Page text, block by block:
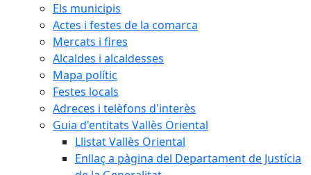
Els municipis
Actes i festes de la comarca
Mercats i fires
Alcaldes i alcaldesses
Mapa polític
Festes locals
Adreces i telèfons d'interès
Guia d'entitats Vallès Oriental
Llistat Vallès Oriental
Enllaç a pàgina del Departament de Justícia